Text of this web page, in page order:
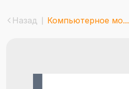
Назад Компьютерное мо...